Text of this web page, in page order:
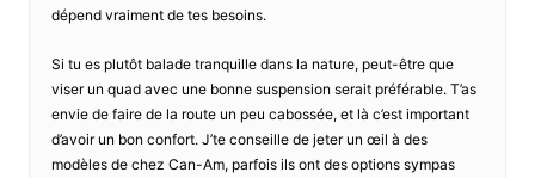
dépend vraiment de tes besoins.
Si tu es plutôt balade tranquille dans la nature, peut-être que
viser un quad avec une bonne suspension serait préférable. T’as
envie de faire de la route un peu cabossée, et là c’est important
d’avoir un bon confort. J’te conseille de jeter un œil à des
modèles de chez Can-Am, parfois ils ont des options sympas